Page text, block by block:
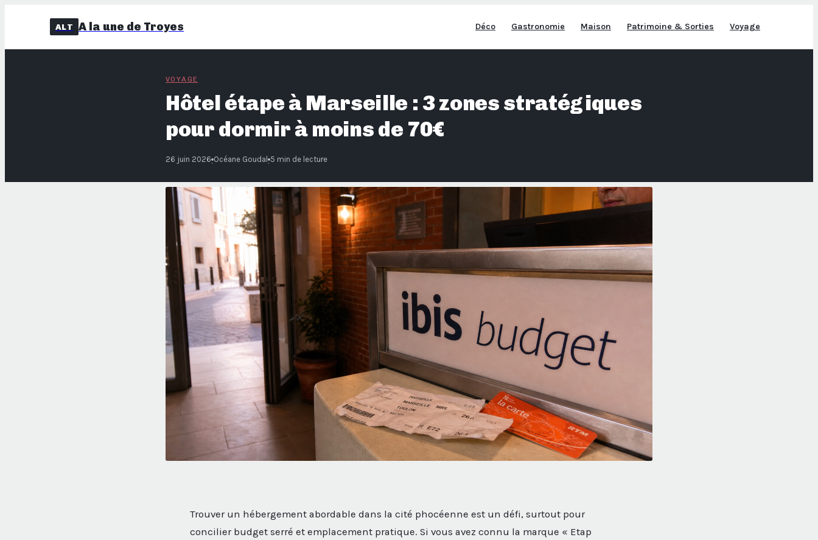
ALT A la une de Troyes Déco Gastronomie Maison Patrimoine & Sorties Voyage
VOYAGE
Hôtel étape à Marseille : 3 zones stratégiques
pour dormir à moins de 70€
26 juin 2026· Océane Goudal · 5 min de lecture
Trouver un hébergement abordable dans la cité phocéenne est un défi, surtout pour
concilier budget serré et emplacement pratique. Si vous avez connu la marque « Etap